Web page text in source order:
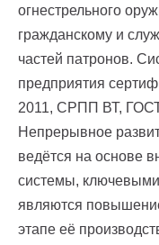
огнестрельного
гражданскому и
частей патронов.
предприятия
2011, СРПП ВТ,
Непрерывное
ведётся на основе
системы,
являются
этапе её